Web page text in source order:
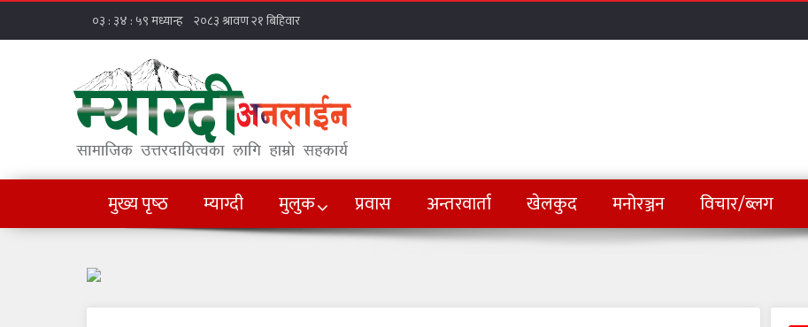
मुख्य पृष्‍ठ म्याग्दी मुलुक प्रवास अन्तरवार्ता खेलकुद मनोरञ्जन विचार/ब्लग